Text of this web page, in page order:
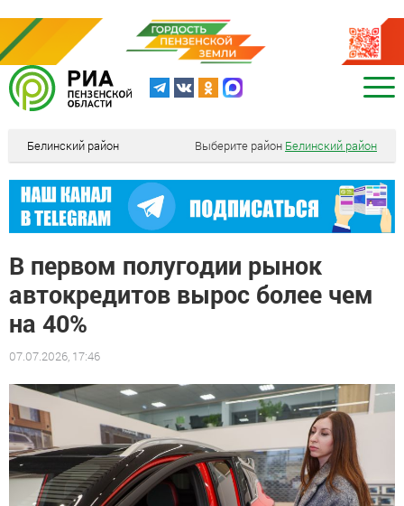
Белинский район Выберите район Белинский район
В первом полугодии рынок
автокредитов вырос более чем
на 40%
07.07.2026, 17:46